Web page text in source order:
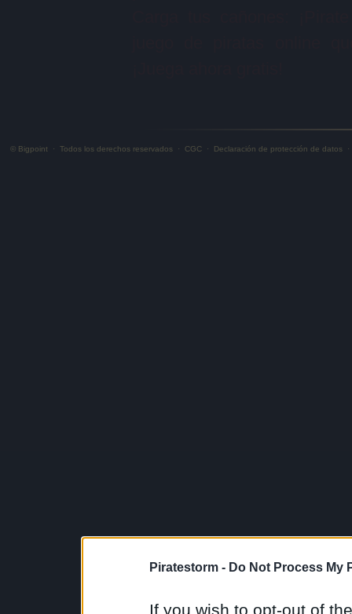
Piratestorm - Do Not Process My
If you wish to opt-out of
© Bigpoint · Todos los derechos reservados · CGC · Declaración de protección de datos ·